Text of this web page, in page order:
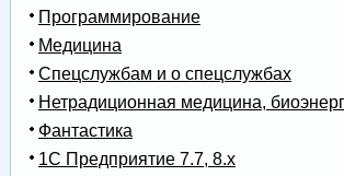
Программирование
Медицина
Спецслужбам и о спецслужбах
Нетрадиционная медицина,
Фантастика
1С Предприятие 7.7, 8.x